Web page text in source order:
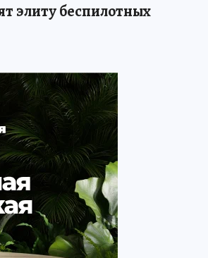
элиту беспилотных